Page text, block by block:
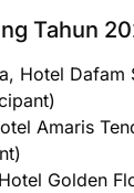
Tahun
Hotel Dafam
Amaris
Golden